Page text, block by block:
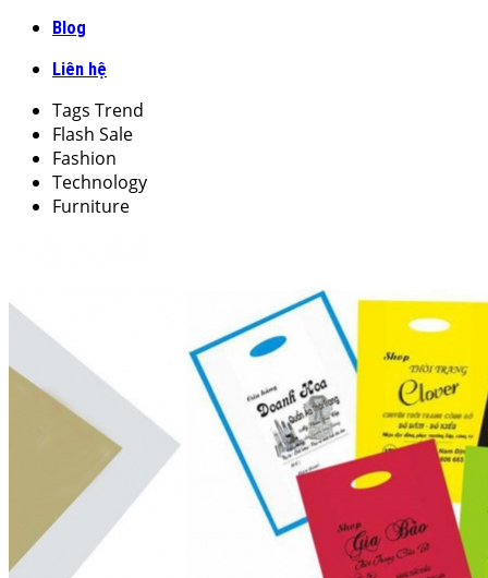
Blog
Liên hệ
Tags Trend
Flash Sale
Fashion
Technology
Furniture